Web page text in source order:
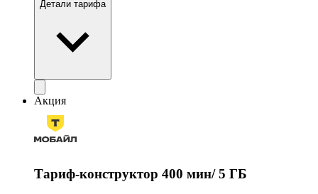
Детали тарифа
Акция
Тариф-конструктор 400 мин/ 5 ГБ